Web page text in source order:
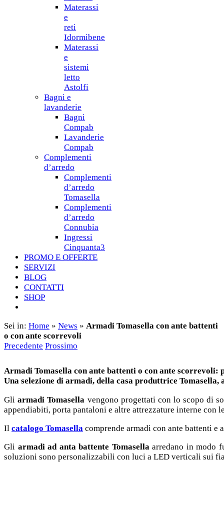
Materassi
e
reti
Idormibene
Materassi
e
sistemi
letto
Astolfi
Bagni e
lavanderie
Bagni
Compab
Lavanderie
Compab
Complementi
d’arredo
Complementi
d’arredo
Tomasella
Complementi
d’arredo
Connubia
Ingressi
Cinquanta3
PROMO E OFFERTE
SERVIZI
BLOG
CONTATTI
SHOP
Sei in: Home » News » Armadi Tomasella con ante battenti
o con ante scorrevoli
Precedente Prossimo
Armadi Tomasella con ante battenti o con ante
Una selezione di armadi, della casa produttrice
Gliarmadi Tomasella vengono progettati con lo scopo di
appendiabiti, porta pantaloni e altre attrezzature interne con
Il catalogo Tomasella comprende armadi con ante battenti e
Gli armadi ad anta battente Tomasellaarredano in modo
soluzioni sono personalizzabili con luci a LED verticali sui